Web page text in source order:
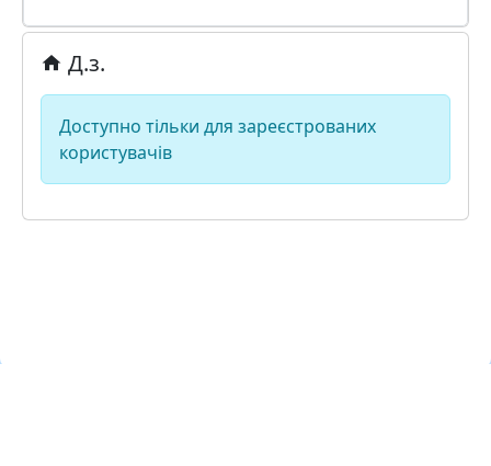
Д.з.
Доступно тільки для зареєстрованих
користувачів